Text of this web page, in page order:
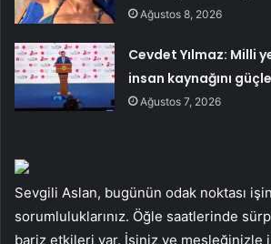
Ağustos 8, 2026
Cevdet Yılmaz: Milli
insan kaynağını
Ağustos 7, 2026
Sevgili Aslan, bugünün odak noktası
sorumluluklarınız. Öğle saatlerinde
bariz etkileri var. İşiniz ve mesleğinizle